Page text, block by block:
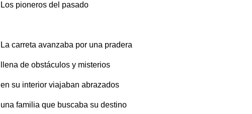
Los pioneros del pasado
La carreta avanzaba por una pradera
llena de obstáculos y misterios
en su interior viajaban abrazados
una familia que buscaba su destino